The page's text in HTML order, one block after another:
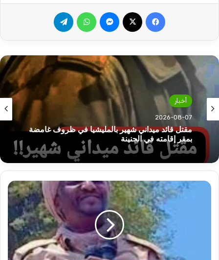
فيسبوك ماسنجر واتساب
أخبار
2026-08-07
مقتل قائد ميداني شهير بالمليشيا في ظروف غامضة
بمقر إقامته في الجنينة
أخبار
2026-08-07
القوات المسلحة تبدأ احتفالاتها عبر هذه الفعالية!!
عبد